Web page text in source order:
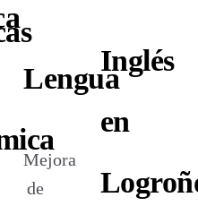
Lengua
Mejora
de
Inglés
en